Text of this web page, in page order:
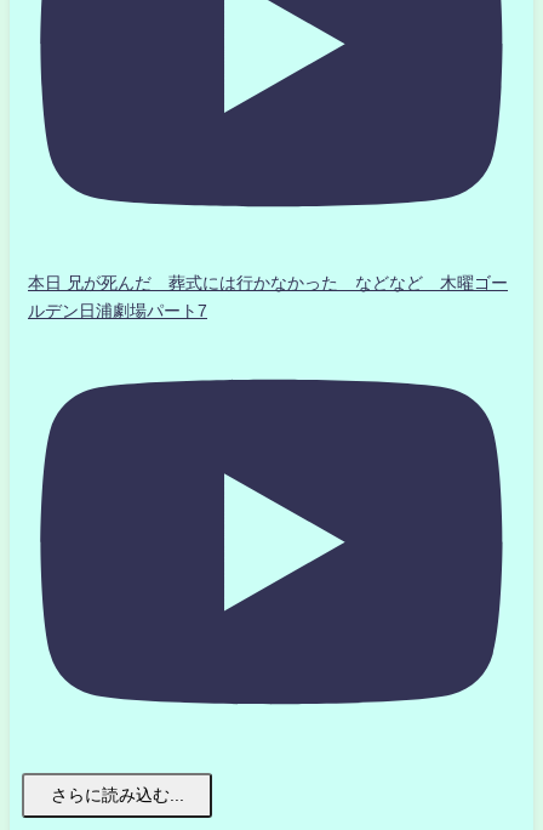
本日 兄が死んだ 葬式には行かなかった などなど 木曜ゴー
ルデン日浦劇場パート7
さらに読み込む...